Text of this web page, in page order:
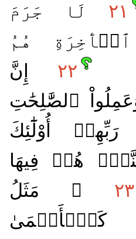
٢١ لَا جَرَمَ
هُمُ
٢٢ إِنَّ
ٱلصَّٰلِحَٰتِ
رَبِّهِمۡ أُوْلَٰٓئِكَ
هُمۡ فِيهَا
٢٣ ۞ مَثَلُ
كَٱلۡأَعۡمَىٰ